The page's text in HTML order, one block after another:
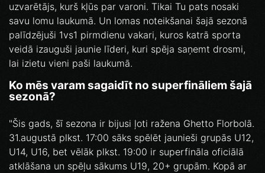
uzvarētājs, kurš kļūs par varoni. Tikai Tu pats nosaki
savu lomu laukumā. Un lomas noteikšanai šajā sezonā
palīdzējuši 1vs1 pirmdienu vakari, kuros katrā sporta
veidā izauguši jaunie līderi, kuri spēja saņemt drosmi,
lai izietu vieni paši laukumā.
Ko mēs varam sagaidīt no superfināliem šajā
sezonā?
"Šis gads, šī sezona ir bijusi ļoti ražena Ghetto Florbolā.
31.augustā plkst. 17:00 sāks spēlēt jaunieši grupās U12,
U14, U16, bet vēlāk plkst. 19:00 ir superfināla oficiālā
atklāšana un spēļu sākums U19, 20+ grupām. Kopā ar